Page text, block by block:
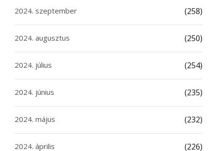
2024. szeptember (258)
2024. augusztus (250)
2024. július (254)
2024. június (235)
2024. május (232)
2024. április (226)